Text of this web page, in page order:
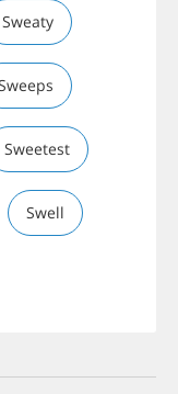
Sweaty
Sweeps
Sweetest
Swell